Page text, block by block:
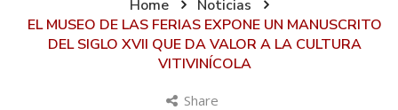
Home
Noticias
EL MUSEO DE LAS FERIAS EXPONE UN MANUSCRITO
DEL SIGLO XVII QUE DA VALOR A LA CULTURA
VITIVINÍCOLA
Share